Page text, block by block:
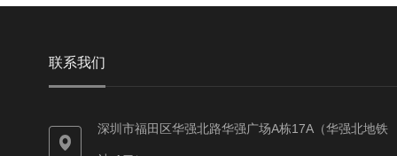
联系我们
深圳市福田区华强北路华强广场A栋17A（华强北地铁